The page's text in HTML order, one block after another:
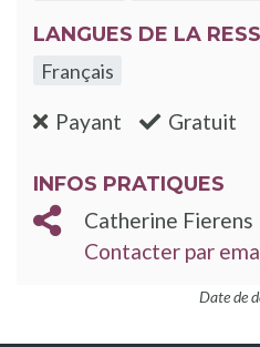
LANGUES DE LA
Français
Payant :non Gratuit
INFOS PRATIQUES
Catherine Fierens
Contacter par
Date de